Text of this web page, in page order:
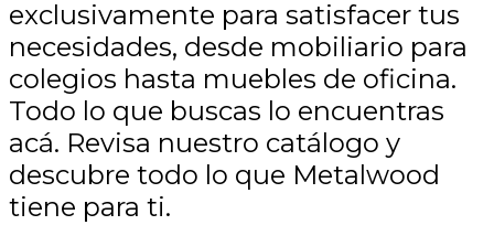
exclusivamente para satisfacer tus
necesidades, desde mobiliario para
colegios hasta muebles de oficina.
Todo lo que buscas lo encuentras
acá. Revisa nuestro catálogo y
descubre todo lo que Metalwood
tiene para ti.